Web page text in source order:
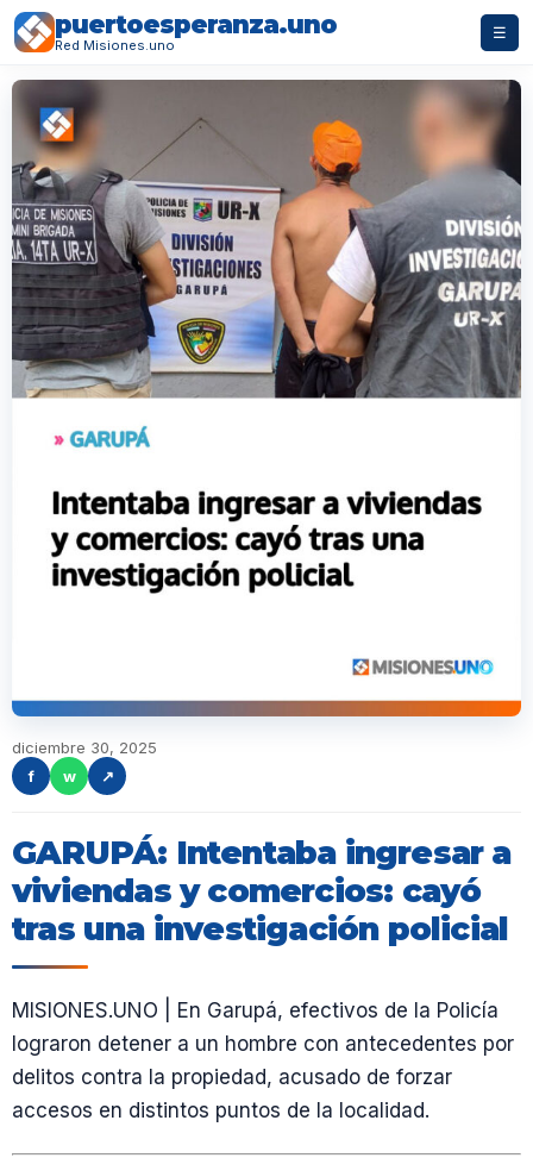
puertoesperanza.uno
Red Misiones.uno
☰
diciembre 30, 2025
f
w ↗
GARUPÁ: Intentaba ingresar a
viviendas y comercios: cayó
tras una investigación policial
MISIONES.UNO | En Garupá, efectivos de la Policía
lograron detener a un hombre con antecedentes por
delitos contra la propiedad, acusado de forzar
accesos en distintos puntos de la localidad.